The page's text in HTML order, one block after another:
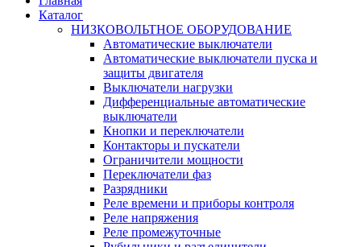
Каталог
НИЗКОВОЛЬТНОЕ ОБОРУДОВАНИЕ
Автоматические выключатели
Автоматические выключатели пуска и
защиты двигателя
Выключатели нагрузки
Дифференциальные автоматические
выключатели
Кнопки и переключатели
Контакторы и пускатели
Ограничители мощности
Переключатели фаз
Разрядники
Реле времени и приборы контроля
Реле напряжения
Реле промежуточные